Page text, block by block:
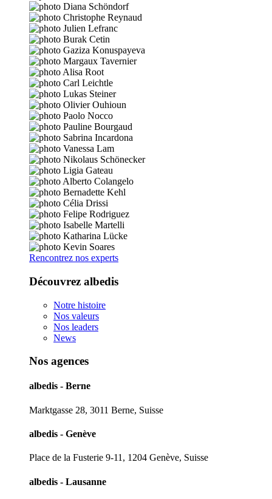
Rencontrez nos experts
Découvrez albedis
Notre histoire
Nos valeurs
Nos leaders
News
Nos agences
albedis - Berne
Marktgasse 28, 3011 Berne, Suisse
albedis - Genève
Place de la Fusterie 9-11, 1204 Genève, Suisse
albedis - Lausanne